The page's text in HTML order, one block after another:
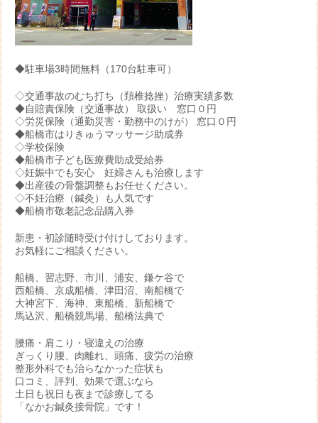
◆駐車場3時間無料（170台駐車可）
◇交通事故のむち打ち（頚椎捻挫）治療実績多数
◆自賠責保険（交通事故） 取扱い 窓口０円
◇労災保険（通勤災害・勤務中のけが） 窓口０円
◆船橋市はりきゅうマッサージ助成券
◇学校保険
◆船橋市子ども医療費助成受給券
◇妊娠中でも安心 妊婦さんも治療します
◆出産後の骨盤調整もお任せください。
◇不妊治療（鍼灸）も人気です
◆船橋市敬老記念品購入券
新患・初診随時受け付けしております。
お気軽にご相談ください。
船橋、習志野、市川、浦安、鎌ケ谷で
西船橋、京成船橋、津田沼、南船橋で
大神宮下、海神、東船橋、新船橋で
馬込沢、船橋競馬場、船橋法典で
腰痛・肩こり・寝違えの治療
ぎっくり腰、肉離れ、頭痛、疲労の治療
整形外科でも治らなかった症状も
口コミ、評判、効果で選ぶなら
土日も祝日も夜まで診療してる
「なかお鍼灸接骨院」です！